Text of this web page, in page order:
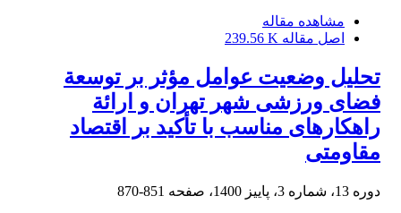
مشاهده مقاله
اصل مقاله 239.56 K
تحلیل وضعیت عوامل مؤثر بر توسعة
فضای ورزشی شهر تهران و ارائة
راهکارهای مناسب با تأکید بر اقتصاد
مقاومتی
دوره 13، شماره 3، پاییز 1400، صفحه 851-870